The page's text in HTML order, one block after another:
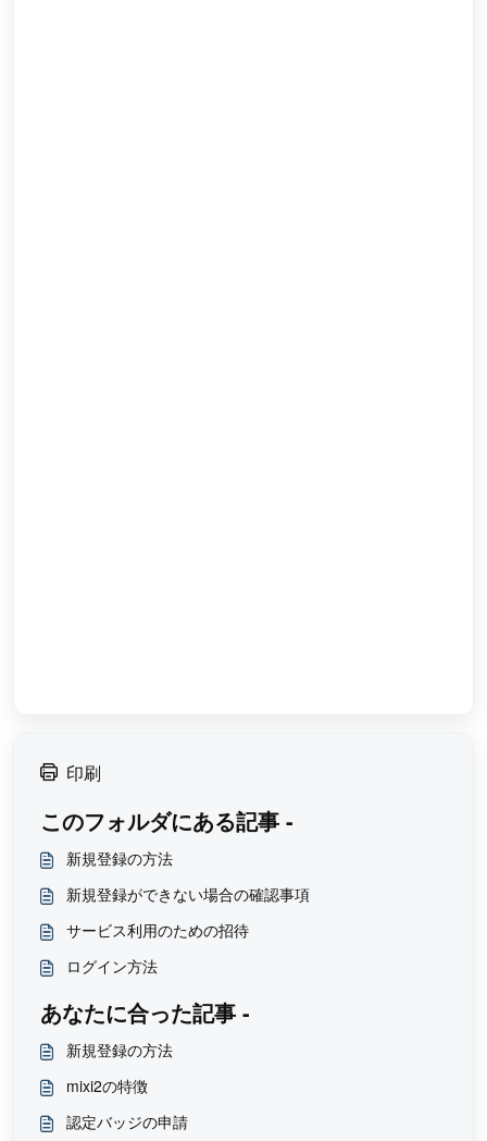
印刷
このフォルダにある記事 -
新規登録の方法
新規登録ができない場合の確認事項
サービス利用のための招待
ログイン方法
あなたに合った記事 -
新規登録の方法
mixi2の特徴
認定バッジの申請